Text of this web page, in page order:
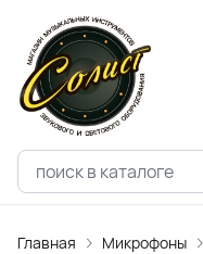
Главная Микрофоны